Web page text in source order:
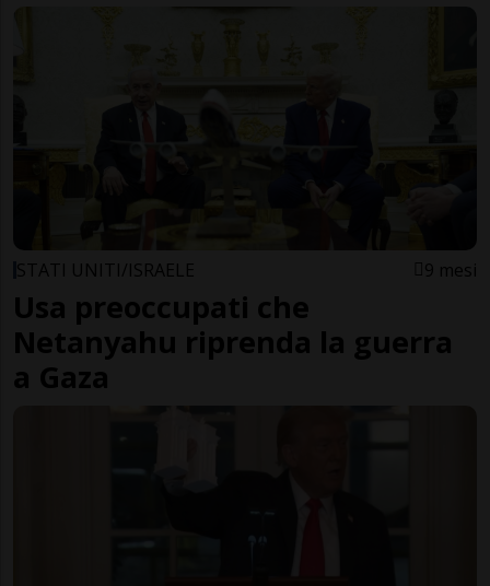
STATI UNITI/ISRAELE 9 mesi
Usa preoccupati che
Netanyahu riprenda la guerra
a Gaza